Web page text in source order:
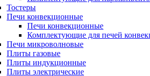
Тостеры
Печи конвекционные
Печи конвекционные
Комплектующие для печей
Печи микроволновые
Плиты газовые
Плиты индукционные
Плиты электрические